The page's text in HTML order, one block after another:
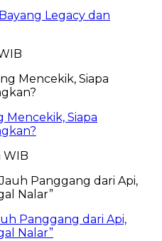
Legacy dan
Mencekik, Siapa
WIB
Panggang dari Api,
Nalar”